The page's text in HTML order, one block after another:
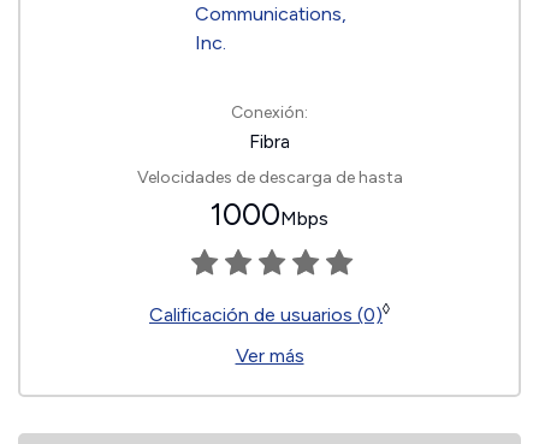
Conexión:
Fibra
Velocidades de descarga de hasta
1000Mbps
Calificación de usuarios (0)◊
Ver más